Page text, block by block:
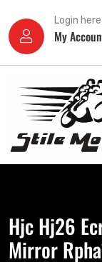
Login here
My
Hjc Hj26
Mirror